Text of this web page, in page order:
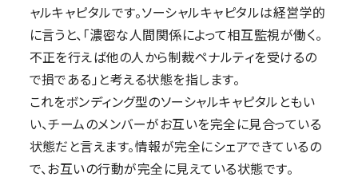
ャルキャピタルです。ソーシャルキャピタルは経営学的
に言うと、「濃密な人間関係によって相互監視が働く。
不正を行えば他の人から制裁ペナルティを受けるの
で損である」と考える状態を指します。
これをボンディング型のソーシャルキャピタルともい
い、チームのメンバーがお互いを完全に見合っている
状態だと言えます。情報が完全にシェアできているの
で、お互いの行動が完全に見えている状態です。